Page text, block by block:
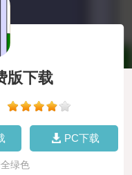
版下载
PC下载
绿色